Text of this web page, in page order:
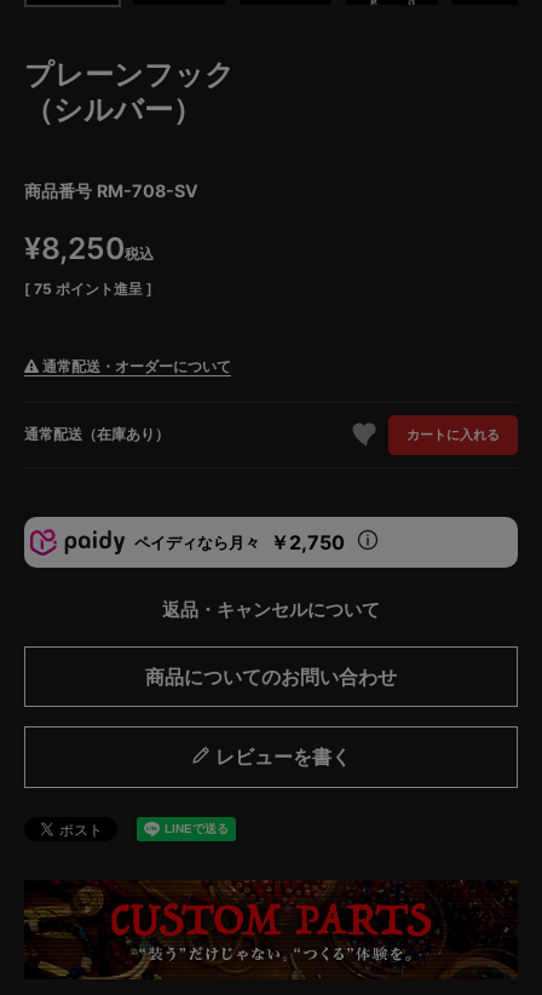
プレーンフック
（シルバー）
商品番号 RM-708-SV
¥8,250税込
[ 75 ポイント進呈 ]
通常配送・オーダーについて
通常配送（在庫あり） カートに入れる
ペイディなら月々 ￥2,750
返品・キャンセルについて
商品についてのお問い合わせ
レビューを書く